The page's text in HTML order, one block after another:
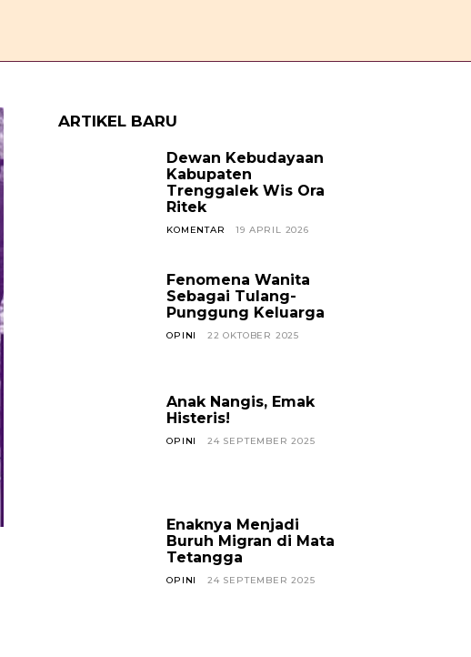
ARTIKEL BARU
Dewan Kebudayaan
Kabupaten
Trenggalek Wis Ora
Ritek
KOMENTAR 19 APRIL 2026
Fenomena Wanita
Sebagai Tulang-
Punggung Keluarga
OPINI 22 OKTOBER 2025
Anak Nangis, Emak
Histeris!
OPINI 24 SEPTEMBER 2025
Enaknya Menjadi
Buruh Migran di Mata
Tetangga
OPINI 24 SEPTEMBER 2025